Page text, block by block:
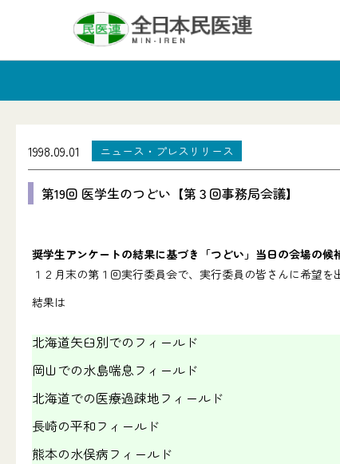
1998.09.01 ニュース・プレスリリース
第19回 医学生のつどい【第３回事務局会議】
奨学生アンケートの結果に基づき「つどい」当日の会場の候
１２月末の第１回実行委員会で、実行委員の皆さんに希望
結果は
北海道矢臼別でのフィールド
岡山での水島喘息フィールド
北海道での医療過疎地フィールド
長崎の平和フィールド
熊本の水俣病フィールド